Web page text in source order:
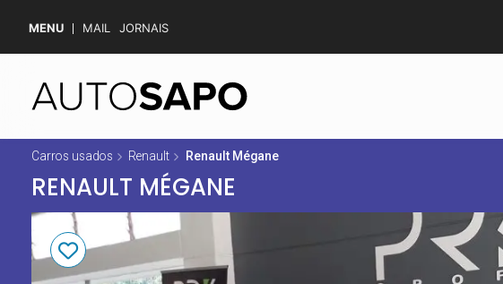
MENU MAIL JORNAIS
Carros usados Renault Renault Mégane
RENAULT MÉGANE